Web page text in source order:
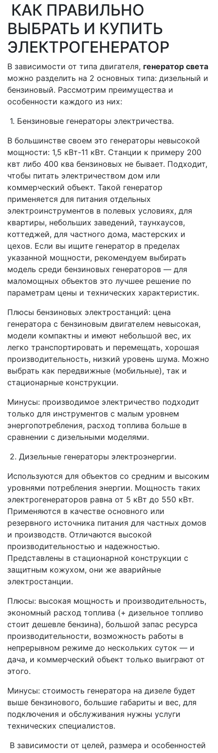
КАК ПРАВИЛЬНО
ВЫБРАТЬ И КУПИТЬ
ЭЛЕКТРОГЕНЕРАТОР
В зависимости от типа двигателя, генератор света
можно разделить на 2 основных типа: дизельный и
бензиновый. Рассмотрим преимущества и
особенности каждого из них:
1. Бензиновые генераторы электричества.
В большинстве своем это генераторы невысокой
мощности: 1,5 кВт-11 кВт. Станции к примеру 200
квт либо 400 ква бензиновых не бывает. Подходит,
чтобы питать электричеством дом или
коммерческий объект. Такой генератор
применяется для питания отдельных
электроинструментов в полевых условиях, для
квартиры, небольших заведений, таунхаусов,
коттеджей, для частного дома, мастерских и
цехов. Если вы ищите генератор в пределах
указанной мощности, рекомендуем выбирать
модель среди бензиновых генераторов — для
маломощных объектов это лучшее решение по
параметрам цены и технических характеристик.
Плюсы бензиновых электростанций: цена
генератора с бензиновым двигателем невысокая,
модели компактны и имеют небольшой вес, их
легко транспортировать и перемещать, хорошая
производительность, низкий уровень шума. Можно
выбрать как передвижные (мобильные), так и
стационарные конструкции.
Минусы: производимое электричество подходит
только для инструментов с малым уровнем
энергопотребления, расход топлива больше в
сравнении с дизельными моделями.
2. Дизельные генераторы электроэнергии.
Используются для объектов со средним и высоким
уровнями потребления энергии. Мощность таких
электрогенераторов равна от 5 кВт до 550 кВт.
Применяются в качестве основного или
резервного источника питания для частных домов
и производств. Отличаются высокой
производительностью и надежностью.
Представлены в стационарной конструкции с
защитным кожухом, они же аварийные
электростанции.
Плюсы: высокая мощность и производительность,
экономный расход топлива (+ дизельное топливо
стоит дешевле бензина), большой запас ресурса
производительности, возможность работы в
непрерывном режиме до нескольких суток — и
дача, и коммерческий объект только выиграют от
этого.
Минусы: стоимость генератора на дизеле будет
выше бензинового, большие габариты и вес, для
подключения и обслуживания нужны услуги
технических специалистов.
В зависимости от целей, размера и особенностей